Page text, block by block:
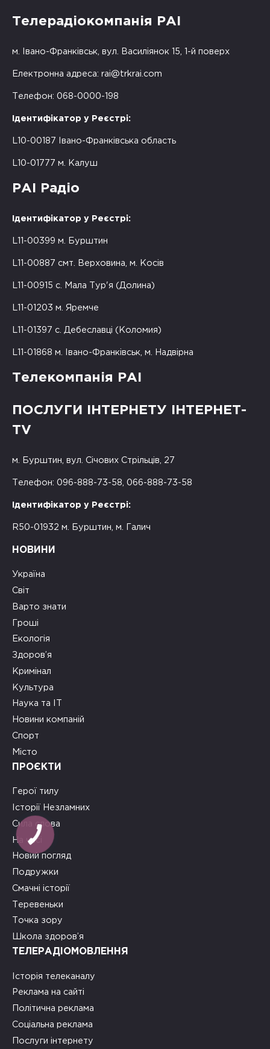
Телерадіокомпанія РАІ
м. Івано-Франківськ, вул. Василіянок 15, 1-й поверх
Електронна адреса: rai@trkrai.com
Телефон: 068-0000-198
Ідентифікатор у Реєстрі:
L10-00187 Івано-Франківська область
L10-01777 м. Калуш
РАІ Радіо
Ідентифікатор у Реєстрі:
L11-00399 м. Бурштин
L11-00887 смт. Верховина, м. Косів
L11-00915 с. Мала Тур'я (Долина)
L11-01203 м. Яремче
L11-01397 с. Дебеславці (Коломия)
L11-01868 м. Івано-Франківськ, м. Надвірна
Телекомпанія РАІ
ПОСЛУГИ ІНТЕРНЕТУ ІНТЕРНЕТ-
TV
м. Бурштин, вул. Січових Стрільців, 27
Телефон: 096-888-73-58, 066-888-73-58
Ідентифікатор у Реєстрі:
R50-01932 м. Бурштин, м. Галич
НОВИНИ
Україна
Світ
Варто знати
Гроші
Екологія
Здоров’я
Кримінал
Культура
Наука та ІТ
Новини компаній
Спорт
Місто
ПРОЄКТИ
Герої тилу
Історії Незламних
Сила слова
На часі
Новий погляд
Подружки
Смачні історії
Теревеньки
Точка зору
Школа здоров’я
ТЕЛЕРАДІОМОВЛЕННЯ
Історія телеканалу
Реклама на сайті
Політична реклама
Соціальна реклама
Послуги інтернету
КНОПКА
ЗВ'ЯЗКУ